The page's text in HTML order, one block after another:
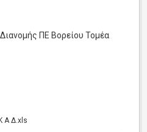
ΠΕ Βορείου Τομέα
Α Δ.xls